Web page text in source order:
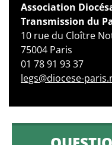
Association
Transmission du
10 rue du Cloître
75004 Paris
01 78 91 93 37
legs@diocese-